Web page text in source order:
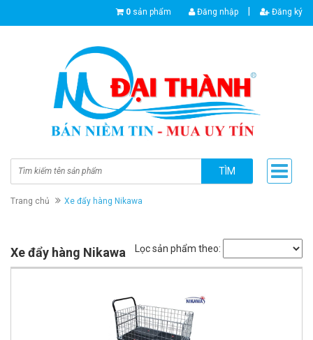
0 sản phẩm Đăng nhập Đăng ký
TÌM
Trang chủ Xe đẩy hàng Nikawa
Xe đẩy hàng Nikawa Lọc sản phẩm theo: